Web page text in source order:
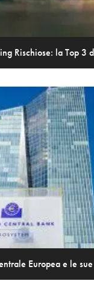
Rischiose: la Top 3
Europea e le